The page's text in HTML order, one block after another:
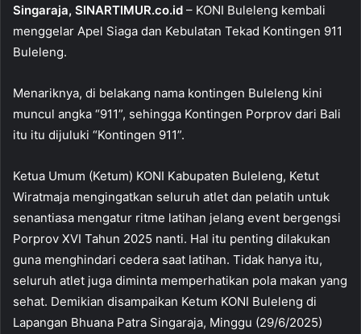
Singaraja, SINARTIMUR.co.id – KONI Buleleng kembali
menggelar Apel Siaga dan Kebulatan Tekad Kontingen 911
Buleleng.
Menariknya, di belakang nama kontingen Buleleng kini
muncul angka “911”, sehingga Kontingen Porprov dari Bali
itu itu dijuluki “Kontingen 911”.
Ketua Umum (Ketum) KONI Kabupaten Buleleng, Ketut
Wiratmaja mengingatkan seluruh atlet dan pelatih untuk
senantiasa mengatur ritme latihan jelang event bergengsi
Porprov XVI Tahun 2025 nanti. Hal itu penting dilakukan
guna menghindari cedera saat latihan. Tidak hanya itu,
seluruh atlet juga diminta memperhatikan pola makan yang
sehat. Demikian disampaikan Ketum KONI Buleleng di
Lapangan Bhuana Patra Singaraja, Minggu (29/6/2025)